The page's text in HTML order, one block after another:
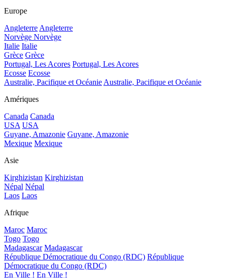
Europe
Angleterre Angleterre
Norvège Norvège
Italie Italie
Grèce Grèce
Portugal, Les Acores Portugal, Les Acores
Ecosse Ecosse
Australie, Pacifique et Océanie Australie, Pacifique et Océanie
Amériques
Canada Canada
USA USA
Guyane, Amazonie Guyane, Amazonie
Mexique Mexique
Asie
Kirghizistan Kirghizistan
Népal Népal
Laos Laos
Afrique
Maroc Maroc
Togo Togo
Madagascar Madagascar
République Démocratique du Congo (RDC) République
Démocratique du Congo (RDC)
En Ville ! En Ville !